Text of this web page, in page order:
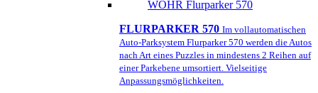
FLURPARKER 570 Im vollautomatischen
Auto-Parksystem Flurparker 570 werden die Autos
nach Art eines Puzzles in mindestens 2 Reihen auf
einer Parkebene umsortiert. Vielseitige
Anpassungsmöglichkeiten.